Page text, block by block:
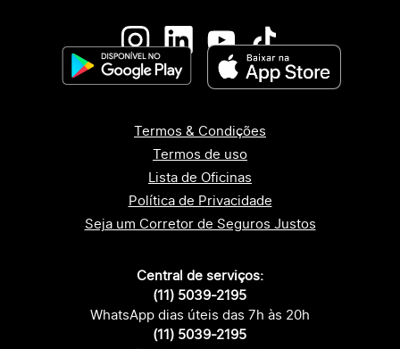
Termos & Condições
Termos de uso
Lista de Oficinas
Política de Privacidade
Seja um Corretor de Seguros Justos
Central de serviços:
(11) 5039-2195
WhatsApp dias úteis das 7h às 20h
(11) 5039-2195